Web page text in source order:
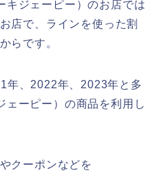
キジェーピー）のお店では
店で、ラインを使った割
らです。
年、2022年、2023年と多
ェーピー）の商品を利用し
クーポンなどを